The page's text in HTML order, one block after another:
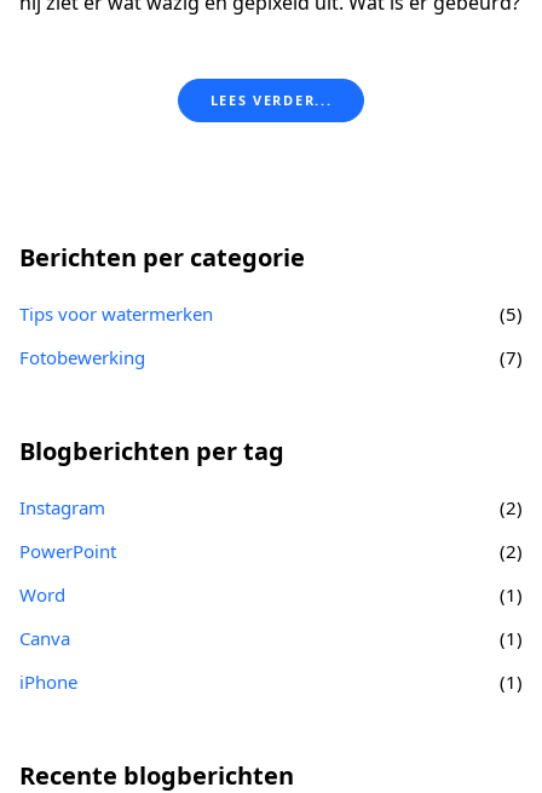
LEES VERDER...
Berichten per categorie
Tips voor watermerken
(5)
Fotobewerking
(7)
Blogberichten per tag
Instagram
(2)
PowerPoint
(2)
Word
(1)
Canva
(1)
iPhone
(1)
Recente blogberichten